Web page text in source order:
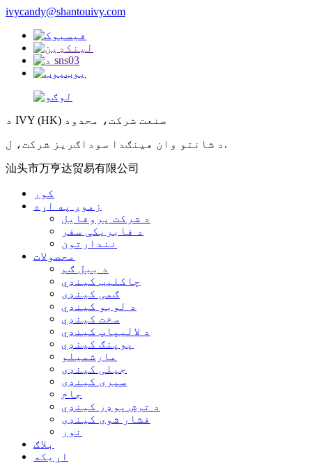
ivycandy@shantouivy.com
د IVY (HK) صنعت شرکت، محدود
د شانتو وان هینګدا سوداګریز شرکت، ل.
汕头市万亨达贸易有限公司
کور
زموږ په اړه
د شرکت پروفایل
د فابریکې سفر
نندارتون
محصولات
د ببل ګم
چاکلیټ کینډي
ګمی کینډی
د لوبو کینډي
سخت کینډي
د لالیپاپ کینډي
پوپنګ کینډي
مارشميلو
جیلی کینډی
سپری کینډی
جام
د ترش پوډر کینډي
فشار شوی کینډی
نور
بلاګ
اړیکه